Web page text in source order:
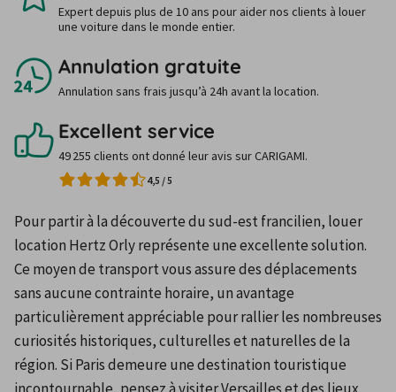
Expert depuis plus de 10 ans pour aider nos clients à louer
une voiture dans le monde entier.
Annulation gratuite
Annulation sans frais jusqu’à 24h avant la location.
Excellent service
49 255 clients ont donné leur avis sur CARIGAMI.
4,5 /5
Pour partir à la découverte du sud-est francilien, louer
location Hertz Orly représente une excellente solution.
Ce moyen de transport vous assure des déplacements
sans aucune contrainte horaire, un avantage
particulièrement appréciable pour rallier les nombreuses
curiosités historiques, culturelles et naturelles de la
région. Si Paris demeure une destination touristique